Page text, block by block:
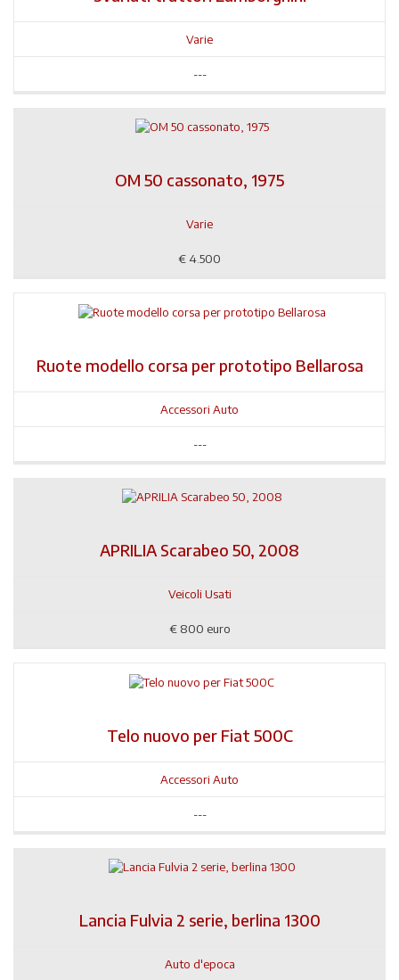
Varie
---
OM 50 cassonato, 1975
Varie
€ 4.500
Ruote modello corsa per prototipo Bellarosa
Accessori Auto
---
APRILIA Scarabeo 50, 2008
Veicoli Usati
€ 800 euro
Telo nuovo per Fiat 500C
Accessori Auto
---
Lancia Fulvia 2 serie, berlina 1300
Auto d'epoca